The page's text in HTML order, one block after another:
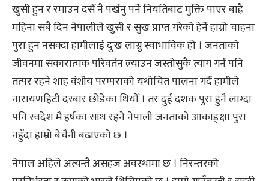
खुसी हुन र रमाउन दसैँ नै पर्खनु पर्ने नियतिबाट मुक्ति पाएर बाह्रै
महिना सबै दिन नेपालीले खुसी र सुख प्राप्त गरेको हेर्ने हाम्रो चाहना
पुरा हुन नसक्दा हामीलाई दुःख लाग्नु स्वाभाविक हो । जनताको
जीवनमा सकारात्मक परिवर्तन ल्याउन जस्तोसुकै त्याग गर्न पनि
तत्पर रहने शाह वंशीय परम्पराको यथोचित पालना गर्दै हामीले
नारायणहिटी दरबार छोडेका थियौँ । तर दुई दशक पुरा हुनै लाग्दा
पनि स्वदेश मै हर्षका साथ रहने नेपाली जनताको आकाङ्क्षा पुरा
नहुँदा हाम्रो बेचैनी बढाएको छ ।
नेपाल अहिले अत्यन्तै असहज अवस्थामा छ । निरन्तरको